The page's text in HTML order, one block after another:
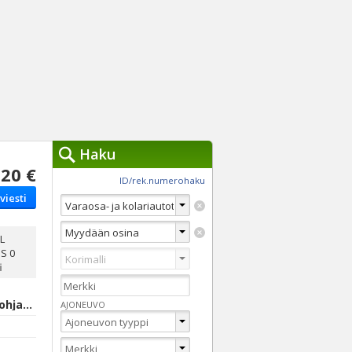
20 €
0
Kokkola, Keski-Pohjanmaa
Haku
»
haut
ID/rek.numerohaku
AJONEUVO